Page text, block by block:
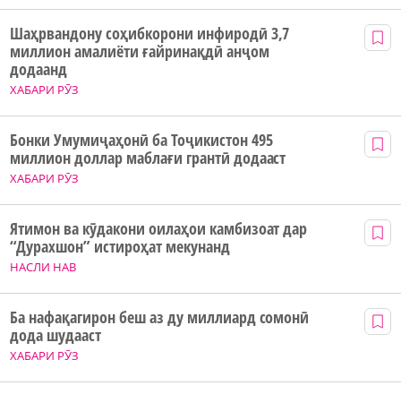
ХАБАРИ РӮЗ
Шаҳрвандону соҳибкорони инфиродӣ 3,7
миллион амалиёти ғайринақдӣ анҷом
додаанд
ХАБАРИ РӮЗ
Бонки Умумиҷаҳонӣ ба Тоҷикистон 495
миллион доллар маблағи грантӣ додааст
НАСЛИ НАВ
Ятимон ва кӯдакони оилаҳои камбизоат дар
“Дурахшон” истироҳат мекунанд
ХАБАРИ РӮЗ
Ба нафақагирон беш аз ду миллиард сомонӣ
дода шудааст